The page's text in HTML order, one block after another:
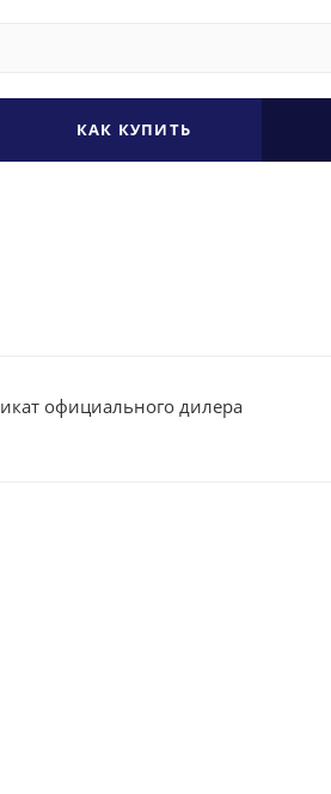
КАК КУПИТЬ
официального дилера